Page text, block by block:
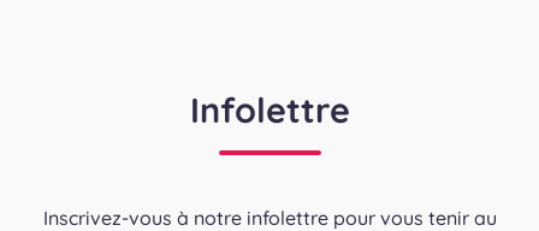
Infolettre
Inscrivez-vous à notre infolettre pour vous tenir au